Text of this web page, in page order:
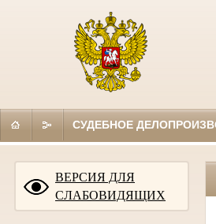
СУДЕБНОЕ
ВЕРСИЯ ДЛЯ
СЛАБОВИДЯЩИХ